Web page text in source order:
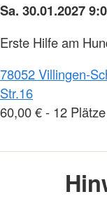
Sa. 30.01.2027
Erste Hilfe am
78052 Villingen-
Str.16
60,00 € - 12